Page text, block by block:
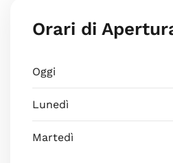
Orari di
Oggi
Lunedì
Martedì